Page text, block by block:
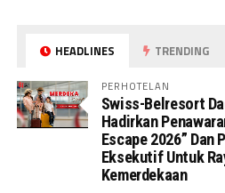
HEADLINES TRENDING
PERHOTELAN
Swiss-Belresort
Hadirkan
Escape 2026” Dan
Eksekutif Untuk
Kemerdekaan